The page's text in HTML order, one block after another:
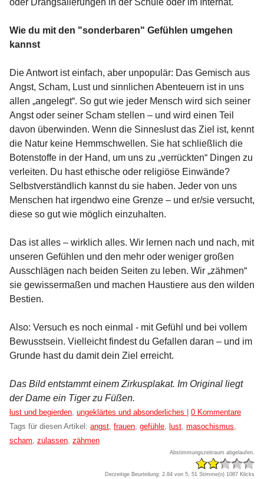
oder Drangsalierungen in der Schule oder im Internat.
Wie du mit den "sonderbaren" Gefühlen umgehen
kannst
Die Antwort ist einfach, aber unpopulär: Das Gemisch aus
Angst, Scham, Lust und sinnlichen Abenteuern ist in uns
allen „angelegt“. So gut wie jeder Mensch wird sich seiner
Angst oder seiner Scham stellen – und wird einen Teil
davon überwinden. Wenn die Sinneslust das Ziel ist, kennt
die Natur keine Hemmschwellen. Sie hat schließlich die
Botenstoffe in der Hand, um uns zu „verrückten“ Dingen zu
verleiten. Du hast ethische oder religiöse Einwände?
Selbstverständlich kannst du sie haben. Jeder von uns
Menschen hat irgendwo eine Grenze – und er/sie versucht,
diese so gut wie möglich einzuhalten.
Das ist alles – wirklich alles. Wir lernen nach und nach, mit
unseren Gefühlen und den mehr oder weniger großen
Ausschlägen nach beiden Seiten zu leben. Wir „zähmen“
sie gewissermaßen und machen Haustiere aus den wilden
Bestien.
Also: Versuch es noch einmal - mit Gefühl und bei vollem
Bewusstsein. Vielleicht findest du Gefallen daran – und im
Grunde hast du damit dein Ziel erreicht.
Das Bild entstammt einem Zirkusplakat. Im Original liegt
der Dame ein Tiger zu Füßen.
Kategorien:
lust und begierden, ungeklärtes und absonderliches
0 Kommentare
Tags für diesen Artikel: angst, frauen, gefühle, lust, masochismus,
scham, zulassen, zähmen
Abstimmungszeitraum abgelaufen.
Derzeitige Beurteilung: 2.84 von 5, 51 Stimme(n) 1087 Klicks